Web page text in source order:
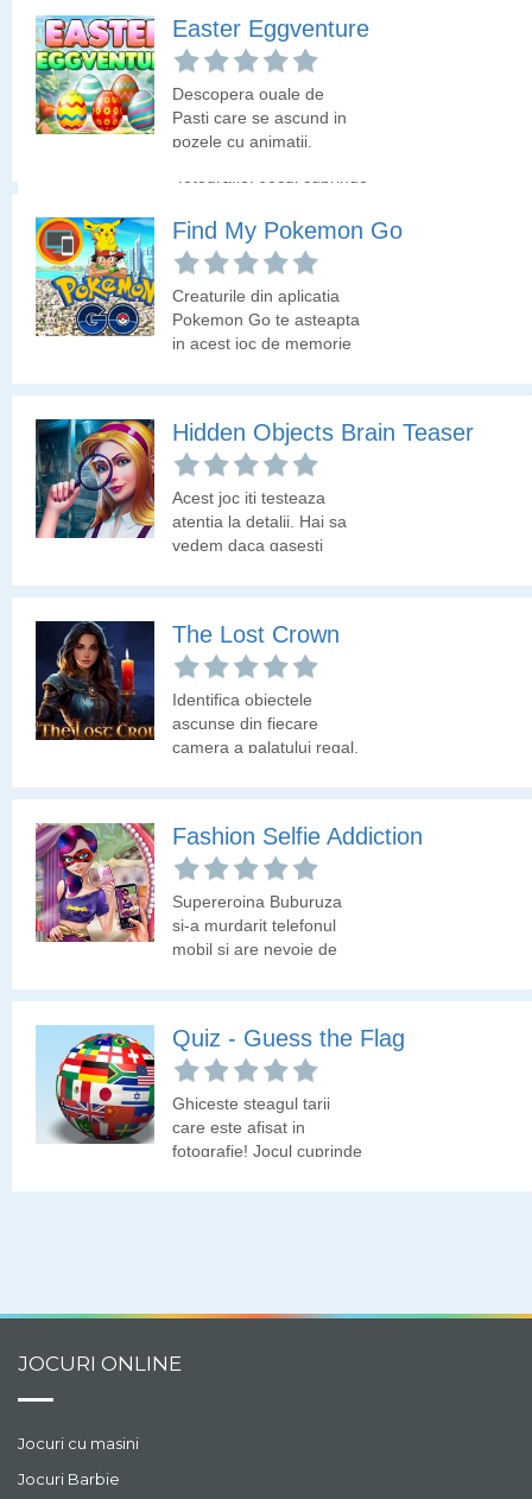
cum stai cu spiritul de
observatie!
Quiz - Guess the Flag
Ghiceste steagul tarii
care este afisat in
ale diferitelor tari ale
lumii.
Easter Eggventure
Descopera ouale de
Pasti care se ascund in
pozele cu animatii.
Find My Pokemon Go
Creaturile din aplicatia
Pokemon Go te asteapta
in acest joc de memorie
timp!
Hidden Objects Brain Teaser
Acest joc iti testeaza
atentia la detalii. Hai sa
vedem daca gasesti
The Lost Crown
Identifica obiectele
ascunse din fiecare
camera a palatului regal.
Fashion Selfie Addiction
Supereroina Buburuza
si-a murdarit telefonul
mobil si are nevoie de
Quiz - Guess the Flag
Ghiceste steagul tarii
care este afisat in
fotografie! Jocul cuprinde
JOCURI ONLINE
Jocuri cu masini
Jocuri Barbie